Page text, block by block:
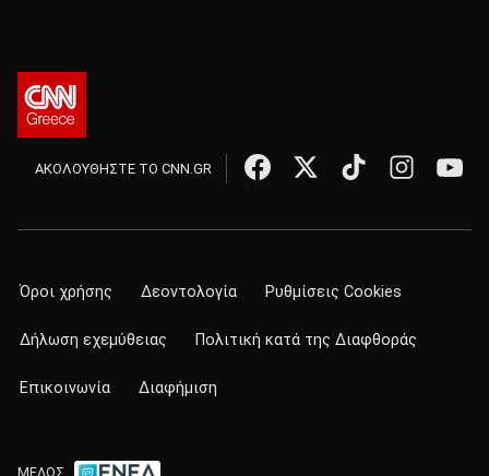
ΑΚΟΛΟΥΘΗΣΤΕ ΤΟ CNN.GR
Όροι χρήσης Δεοντολογία Ρυθμίσεις Cookies
Δήλωση εχεμύθειας Πολιτική κατά της Διαφθοράς
Επικοινωνία Διαφήμιση
ΜΕΛΟΣ